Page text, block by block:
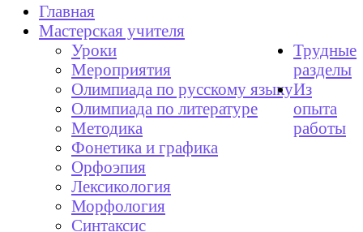
Главная
Мастерская учителя
Уроки
Мероприятия
Олимпиада по русскому языку
Олимпиада по литературе
Методика
Трудные
разделы
Фонетика и графика
Орфоэпия
Лексикология
Морфология
Синтаксис
Из
опыта
работы